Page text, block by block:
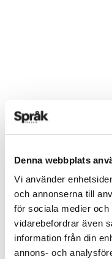
Denna webbplats
Vi använder
och annonserna till
för sociala medier
vidarebefordrar även
information från din
annons- och